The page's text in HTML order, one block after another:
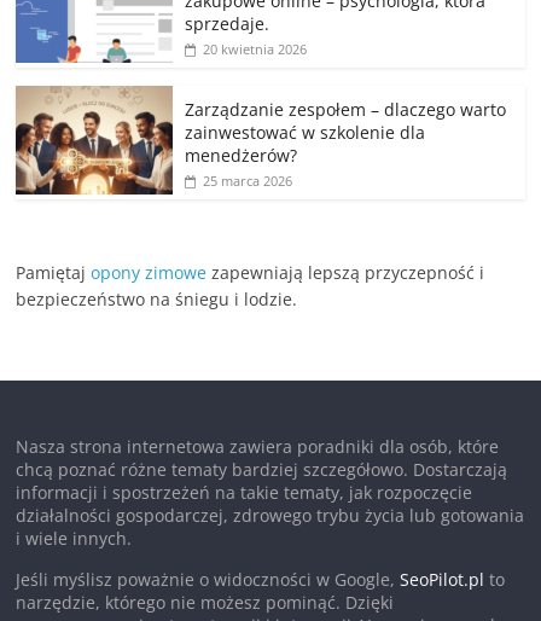
sprzedaje.
20 kwietnia 2026
Zarządzanie zespołem – dlaczego warto
zainwestować w szkolenie dla
menedżerów?
25 marca 2026
Pamiętajopony zimowe zapewniają lepszą przyczepność i
bezpieczeństwo na śniegu i lodzie.
Nasza strona internetowa zawiera poradniki dla osób, które
chcą poznać różne tematy bardziej szczegółowo. Dostarczają
informacji i spostrzeżeń na takie tematy, jak rozpoczęcie
działalności gospodarczej, zdrowego trybu życia lub gotowania
i wiele innych.
Jeśli myślisz poważnie o widoczności w Google,SeoPilot.pl to
narzędzie, którego nie możesz pominąć. Dzięki